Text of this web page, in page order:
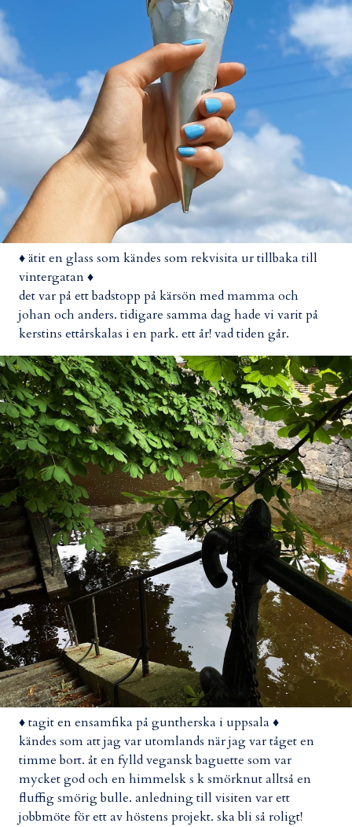
♦ ätit en glass som kändes som rekvisita ur tillbaka till
vintergatan ♦
det var på ett badstopp på kärsön med mamma och
johan och anders. tidigare samma dag hade vi varit på
kerstins ettårskalas i en park. ett år! vad tiden går.
♦ tagit en ensamfika på guntherska i uppsala ♦
kändes som att jag var utomlands när jag var tåget en
timme bort. åt en fylld vegansk baguette som var
mycket god och en himmelsk s k smörknut alltså en
fluffig smörig bulle. anledning till visiten var ett
jobbmöte för ett av höstens projekt. ska bli så roligt!